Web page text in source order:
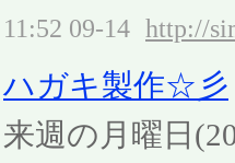
11:52 09-14 http://
ハガキ製作☆彡
来週の月曜日